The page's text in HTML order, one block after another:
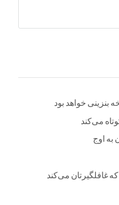
بنزینی خواهد بود